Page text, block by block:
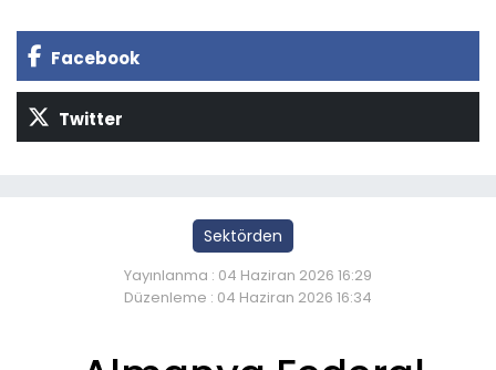
Facebook
Twitter
Sektörden
Yayınlanma : 04 Haziran 2026 16:29
Düzenleme : 04 Haziran 2026 16:34